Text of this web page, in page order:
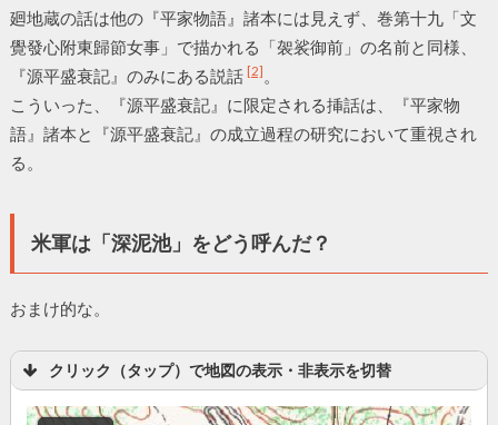
廻地蔵の話は他の『平家物語』諸本には見えず、巻第十九「文
覺發心附東歸節女事」で描かれる「袈裟御前」の名前と同様、
『源平盛衰記』のみにある説話 [2] 。
こういった、『源平盛衰記』に限定される挿話は、『平家物
語』諸本と『源平盛衰記』の成立過程の研究において重視され
る。
米軍は「深泥池」をどう呼んだ？
おまけ的な。
クリック（タップ）で地図の表示・非表示を切替